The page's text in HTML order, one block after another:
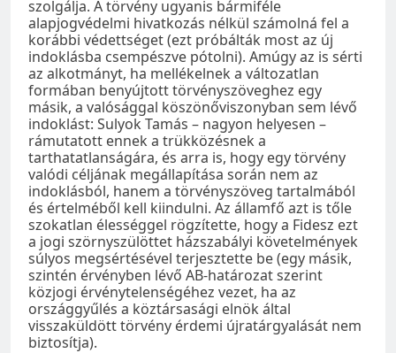
szolgálja. A törvény ugyanis bármiféle
alapjogvédelmi hivatkozás nélkül számolná fel a
korábbi védettséget (ezt próbálták most az új
indoklásba csempészve pótolni). Amúgy az is sérti
az alkotmányt, ha mellékelnek a változatlan
formában benyújtott törvényszöveghez egy
másik, a valósággal köszönőviszonyban sem lévő
indoklást: Sulyok Tamás – nagyon helyesen –
rámutatott ennek a trükközésnek a
tarthatatlanságára, és arra is, hogy egy törvény
valódi céljának megállapítása során nem az
indoklásból, hanem a törvényszöveg tartalmából
és értelméből kell kiindulni. Az államfő azt is tőle
szokatlan élességgel rögzítette, hogy a Fidesz ezt
a jogi szörnyszülöttet házszabályi követelmények
súlyos megsértésével terjesztette be (egy másik,
szintén érvényben lévő AB-határozat szerint
közjogi érvénytelenségéhez vezet, ha az
országgyűlés a köztársasági elnök által
visszaküldött törvény érdemi újratárgyalását nem
biztosítja).